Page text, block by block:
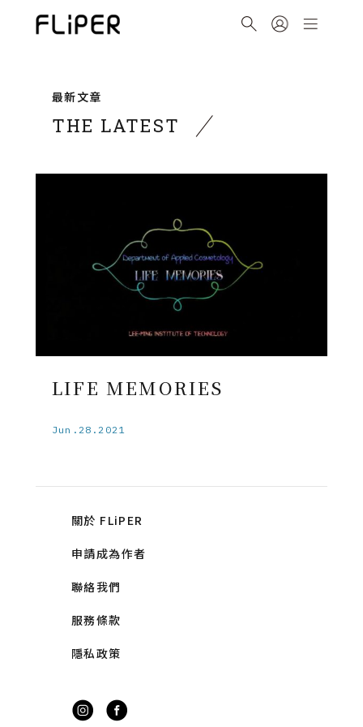
最新文章
THE LATEST
LIFE MEMORIES
Jun.28.2021
關於 FLiPER
申請成為作者
聯絡我們
服務條款
隱私政策